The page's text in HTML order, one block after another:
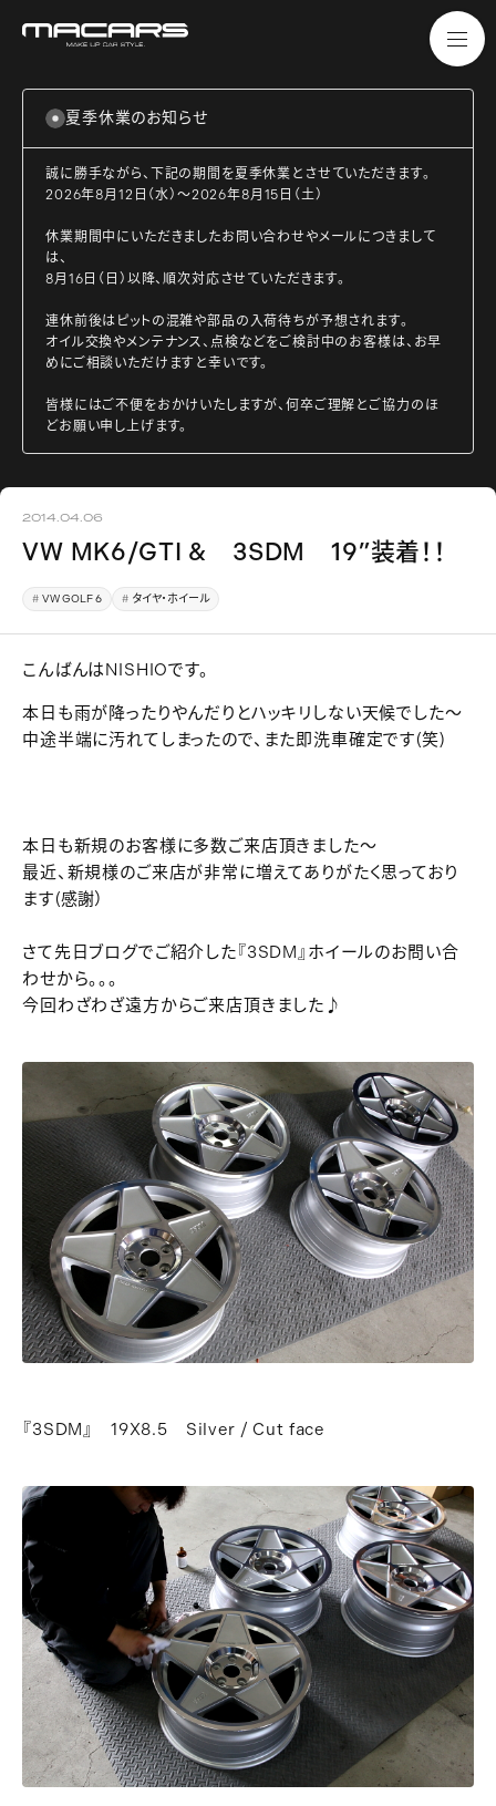
夏季休業のお知らせ
誠に勝手ながら、下記の期間を夏季休業とさせていただきます。
2026年8月12日（水）～2026年8月15日（土）
休業期間中にいただきましたお問い合わせやメールにつきまして
は、
8月16日（日）以降、順次対応させていただきます。
連休前後はピットの混雑や部品の入荷待ちが予想されます。
オイル交換やメンテナンス、点検などをご検討中のお客様は、お早
めにご相談いただけますと幸いです。
皆様にはご不便をおかけいたしますが、何卒ご理解とご協力のほ
どお願い申し上げます。
2014.04.06
VW MK6/GTI & 3SDM 19”装着！！
VW GOLF 6 タイヤ・ホイール
こんばんはNISHIOです。
本日も雨が降ったりやんだりとハッキリしない天候でした～
中途半端に汚れてしまったので、また即洗車確定です(笑)
本日も新規のお客様に多数ご来店頂きました～
最近、新規様のご来店が非常に増えてありがたく思っており
ます(感謝）
さて先日ブログでご紹介した『3SDM』ホイールのお問い合
わせから。。。
今回わざわざ遠方からご来店頂きました♪
『3SDM』 19X8.5 Silver / Cut face